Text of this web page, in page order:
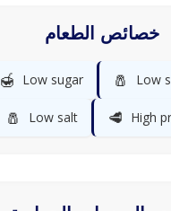
خصائص الطعام
🍯 Low sugar 🧂 Low
🧂 Low salt 🥩 High